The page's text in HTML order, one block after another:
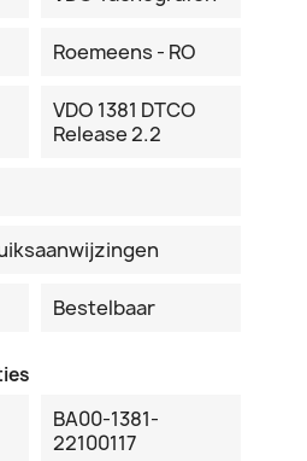
Roemeens - RO
VDO 1381 DTCO
Release 2.2
Bestelbaar
BA00-1381-
22100117